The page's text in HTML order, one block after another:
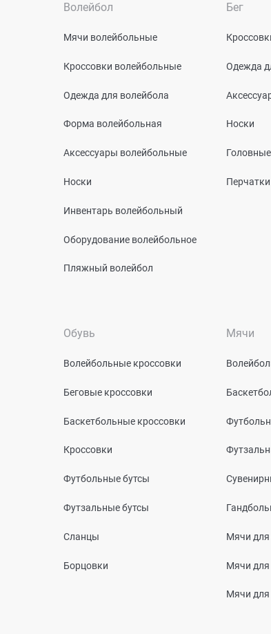
Волейбол
Мячи волейбольные
Кроссовки волейбольные
Одежда для волейбола
Форма волейбольная
Аксессуары волейбольные
Носки
Инвентарь волейбольный
Оборудование волейбольное
Пляжный волейбол
Бег
Одежда
Носки
Перчатки
Обувь
Волейбольные кроссовки
Беговые кроссовки
Баскетбольные кроссовки
Кроссовки
Футбольные бутсы
Футзальные бутсы
Сланцы
Борцовки
Мячи
Мячи для
Мячи для
Мячи для